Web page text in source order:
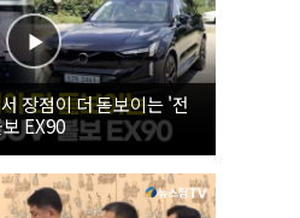
장점이 더 돋보이는 '전
EX90